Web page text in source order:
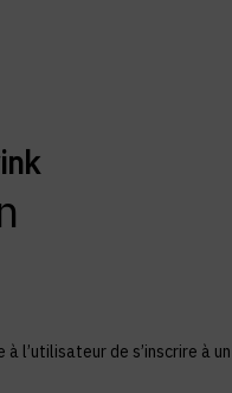
de s’inscrire à un